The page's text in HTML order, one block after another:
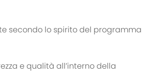
secondo lo spirito del programma
e qualità all’interno della